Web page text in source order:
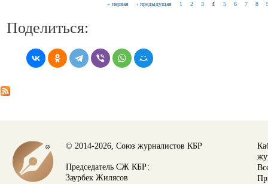
« первая ‹ предыдущая 1 2 3 4 5 6 7 8
Поделиться:
© 2014-2026, Союз журналистов КБР
Председатель СЖ КБР:
Заурбек Жилясов